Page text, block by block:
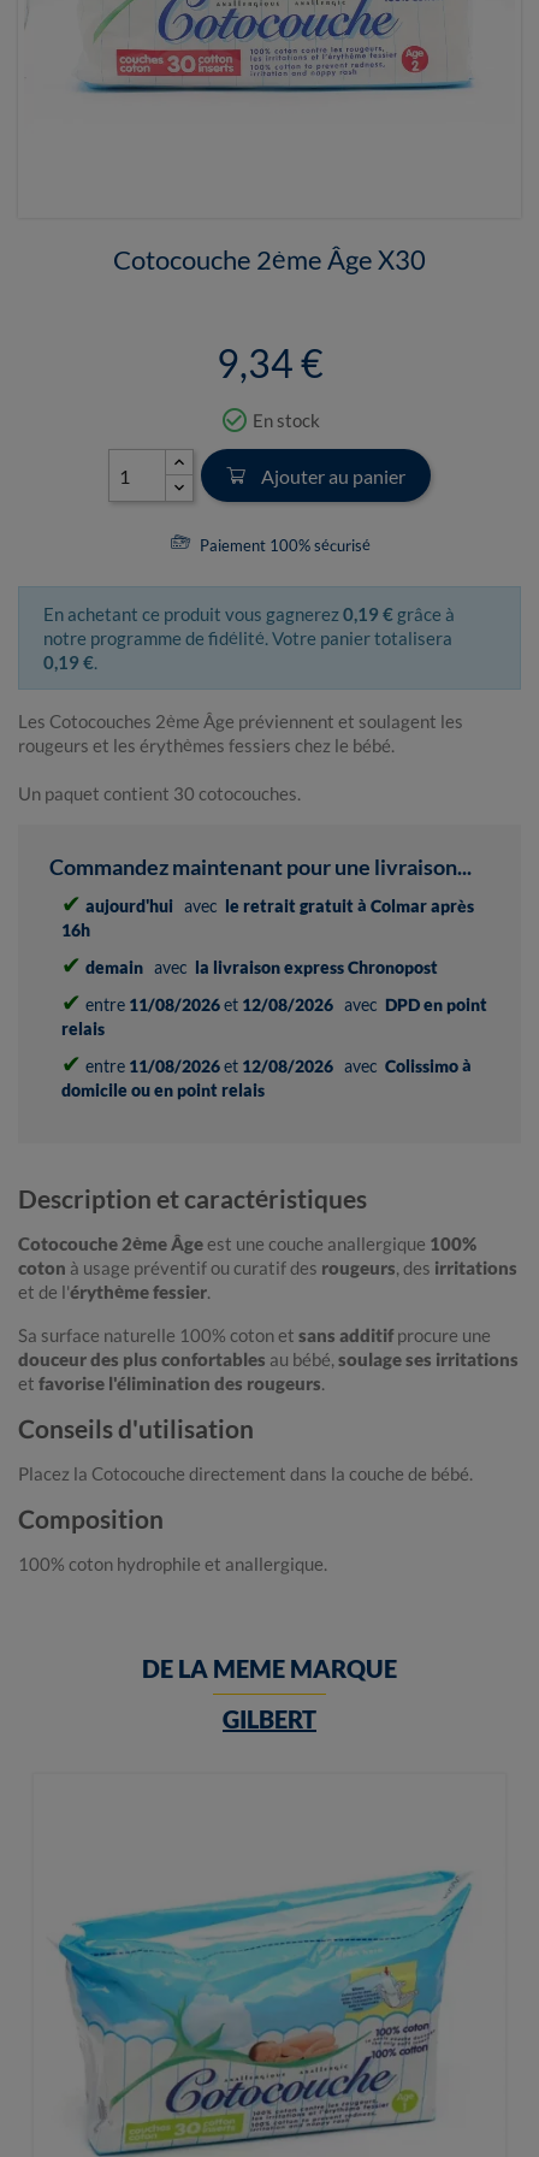
Cotocouche 2ème Âge X30
9,34 €
check_circle_outline En stock
Ajouter au panier
Paiement 100% sécurisé
En achetant ce produit vous gagnerez0,19 € grâce à
notre programme de fidélité. Votre panier totalisera
0,19 €.
Les Cotocouches 2ème Âge préviennent et soulagent les
rougeurs et les érythèmes fessiers chez le bébé.
Un paquet contient 30 cotocouches.
Commandez maintenant pour une livraison...
✔ aujourd'hui avec le retrait gratuit à Colmar après
16h
✔ demain avec la livraison express Chronopost
✔ entre 11/08/2026et 12/08/2026 avec DPD en point
relais
✔ entre 11/08/2026et 12/08/2026 avec Colissimo à
domicile ou en point relais
Description et caractéristiques
Cotocouche 2ème Âgeest une couche anallergique 100%
coton à usage préventif ou curatif des rougeurs, des irritations
et de l'érythème fessier.
Sa surface naturelle 100% coton et sans additifprocure une
douceur des plus confortables au bébé, soulage ses irritations
et favorise l'élimination des rougeurs.
Conseils d'utilisation
Placez la Cotocouche directement dans la couche de bébé.
Composition
100% coton hydrophile et anallergique.
DE LA MEME MARQUE
GILBERT